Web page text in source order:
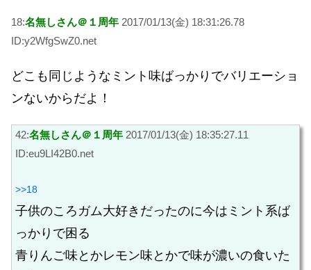
18:名無しさん＠１周年 2017/01/13(金) 18:31:26.78
ID:y2WfgSwZ0.net
どこも同じようなミント味ばっかりでバリエーショ
ンないからだよ！
42:名無しさん＠１周年 2017/01/13(金) 18:35:27.11
ID:eu9LI42B0.net
>>18
子供のころガム大好きだったのに今はミント系ば
っかりで困る
青りんご味とかレモン味とかで味が濃いの食いた